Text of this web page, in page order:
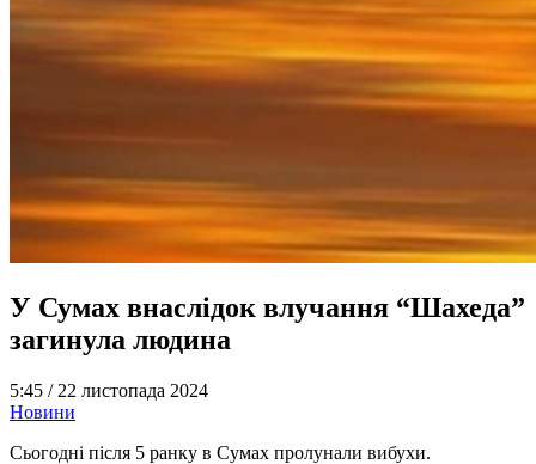
У Сумах внаслідок влучання “Шахеда”
загинула людина
5:45 / 22 листопада 2024
Новини
Сьогодні після 5 ранку в Сумах пролунали вибухи.